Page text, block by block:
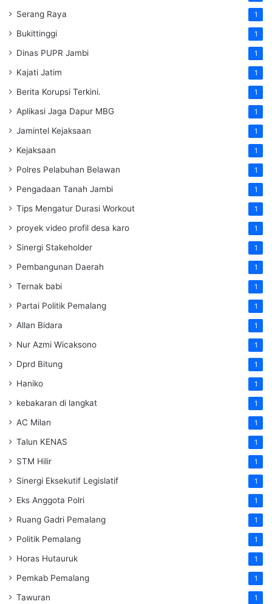
Serang Raya 1
Bukittinggi 1
Dinas PUPR Jambi 1
Kajati Jatim 1
Berita Korupsi Terkini. 1
Aplikasi Jaga Dapur MBG 1
Jamintel Kejaksaan 1
Kejaksaan 1
Polres Pelabuhan Belawan 1
Pengadaan Tanah Jambi 1
Tips Mengatur Durasi Workout 1
proyek video profil desa karo 1
Sinergi Stakeholder 1
Pembangunan Daerah 1
Ternak babi 1
Partai Politik Pemalang 1
Allan Bidara 1
Nur Azmi Wicaksono 1
Dprd Bitung 1
Haniko 1
kebakaran di langkat 1
AC Milan 1
Talun KENAS 1
STM Hilir 1
Sinergi Eksekutif Legislatif 1
Eks Anggota Polri 1
Ruang Gadri Pemalang 1
Politik Pemalang 1
Horas Hutauruk 1
Pemkab Pemalang 1
Tawuran 1